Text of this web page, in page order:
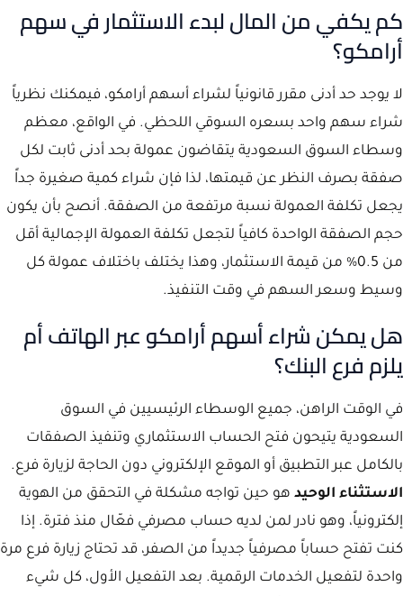
كم يكفي من المال لبدء الاستثمار في سهم
أرامكو؟
لا يوجد حد أدنى مقرر قانونياً لشراء أسهم أرامكو، فيمكنك نظرياً
شراء سهم واحد بسعره السوقي اللحظي. في الواقع، معظم
وسطاء السوق السعودية يتقاضون عمولة بحد أدنى ثابت لكل
صفقة بصرف النظر عن قيمتها، لذا فإن شراء كمية صغيرة جداً
يجعل تكلفة العمولة نسبة مرتفعة من الصفقة. أنصح بأن يكون
حجم الصفقة الواحدة كافياً لتجعل تكلفة العمولة الإجمالية أقل
من 0.5% من قيمة الاستثمار، وهذا يختلف باختلاف عمولة كل
وسيط وسعر السهم في وقت التنفيذ.
هل يمكن شراء أسهم أرامكو عبر الهاتف أم
يلزم فرع البنك؟
في الوقت الراهن، جميع الوسطاء الرئيسيين في السوق
السعودية يتيحون فتح الحساب الاستثماري وتنفيذ الصفقات
بالكامل عبر التطبيق أو الموقع الإلكتروني دون الحاجة لزيارة فرع.
الاستثناء الوحيد هو حين تواجه مشكلة في التحقق من الهوية
إلكترونياً، وهو نادر لمن لديه حساب مصرفي فعّال منذ فترة. إذا
كنت تفتح حساباً مصرفياً جديداً من الصفر، قد تحتاج زيارة فرع مرة
واحدة لتفعيل الخدمات الرقمية. بعد التفعيل الأول، كل شيء